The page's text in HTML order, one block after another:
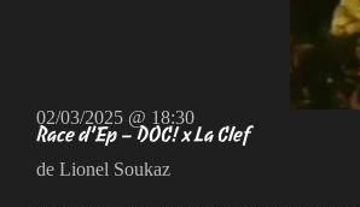
02/03/2025 @ 18:30
Race d’Ep – DOC! x La Clef
de Lionel Soukaz